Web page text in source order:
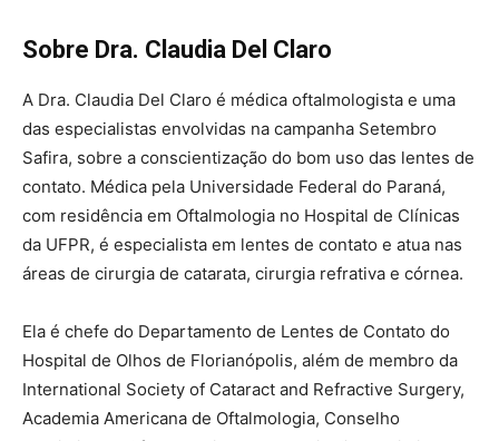
Sobre Dra. Claudia Del Claro
A Dra. Claudia Del Claro é médica oftalmologista e uma
das especialistas envolvidas na campanha Setembro
Safira, sobre a conscientização do bom uso das lentes de
contato. Médica pela Universidade Federal do Paraná,
com residência em Oftalmologia no Hospital de Clínicas
da UFPR, é especialista em lentes de contato e atua nas
áreas de cirurgia de catarata, cirurgia refrativa e córnea.
Ela é chefe do Departamento de Lentes de Contato do
Hospital de Olhos de Florianópolis, além de membro da
International Society of Cataract and Refractive Surgery,
Academia Americana de Oftalmologia, Conselho